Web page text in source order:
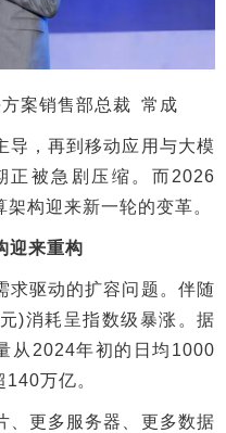
案销售部总裁 常成
，再到移动应用与大模
正被急剧压缩。而2026
构迎来新一轮的变革。
迎来重构
驱动的扩容问题。伴随
)消耗呈指数级暴涨。据
从2024年初的日均1000
万亿。
更多服务器、更多数据